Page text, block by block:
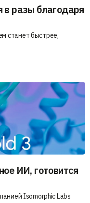
в разы благодаря
станет быстрее,
ИИ, готовится
Isomorphic Labs